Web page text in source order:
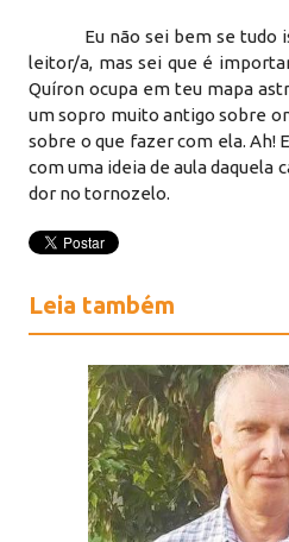
Eu não sei bem se tudo
leitor/a, mas sei que é
Quíron ocupa em teu mapa
um sopro muito antigo sobre
sobre o que fazer com ela. Ah!
com uma ideia de aula daquela
dor no tornozelo.
Leia também